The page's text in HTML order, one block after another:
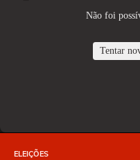
ELEIÇÕES